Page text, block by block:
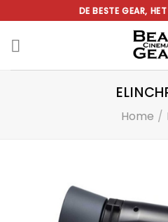
naar
inhoud
DE BESTE GEAR,
Home /